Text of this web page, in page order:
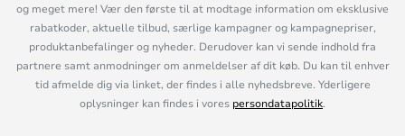
og meget mere! Vær den første til at modtage information om eksklusive
rabatkoder, aktuelle tilbud, særlige kampagner og kampagnepriser,
produktanbefalinger og nyheder. Derudover kan vi sende indhold fra
partnere samt anmodninger om anmeldelser af dit køb. Du kan til enhver
tid afmelde dig via linket, der findes i alle nyhedsbreve. Yderligere
oplysninger kan findes i vores persondatapolitik.